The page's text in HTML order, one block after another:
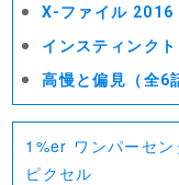
X-ファイル 2016
インスティンク
高慢と偏見（全6
1%er ワンパーセン
ピクセル